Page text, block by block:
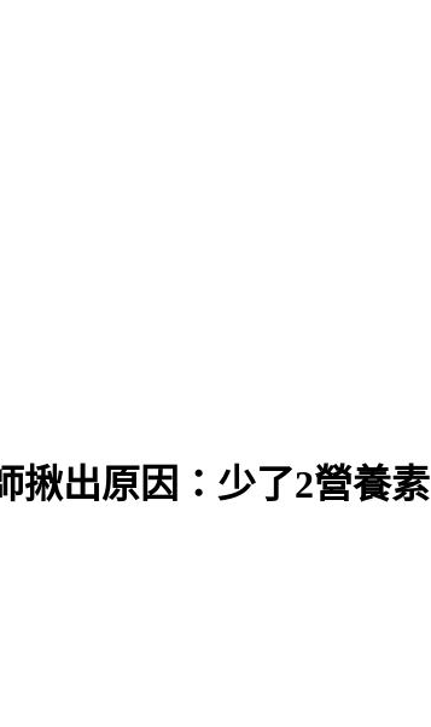
揪出原因：少了2營養素